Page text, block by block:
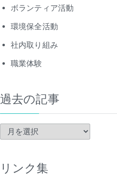
ボランティア活動
環境保全活動
社内取り組み
職業体験
過去の記事
記
リンク集